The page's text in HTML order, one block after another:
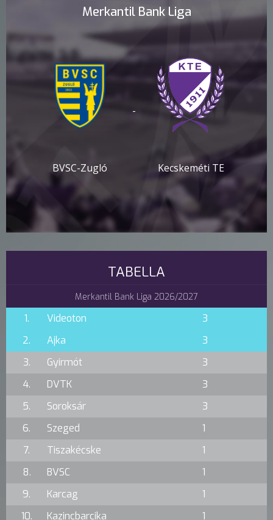
Merkantil Bank Liga
BVSC-Zugló
-
Kecskeméti TE
TABELLA
Merkantil Bank Liga 2026/2027
1. Videoton
3
2.
Ajka
3
3.
Gyirmót
3
4.
DVTK
3
5.
Soroksár
3
6.
Szeged
1
7.
Tiszakécske
1
8.
BVSC
1
9.
Karcag
1
10.
Kazincbarcika 1